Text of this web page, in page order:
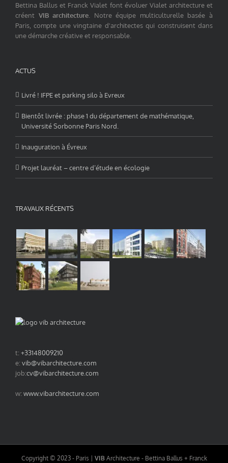
Bettina Ballus et Franck Vialet font évoluer Vialet architecture et
créent VIB architecture . Notre équipe multiculturelle basée à
Paris, compte une vingtaine d'architectes qui construisent dans
une démarche créative et responsable.
ACTUS
Livré ! IFPE et parking silo à Evreux
Bientôt livrée : phase 1 du département de mathématique,
Université Sorbonne Paris Nord.
Inauguration à Évreux
Projet lauréat – centre d’étude en écologie
TRAVAUX RÉCENTS
t: +33148009210
e: vib@vibarchitecture.com
job:cv@vibarchitecture.com
w: www.vibarchitecture.com
Copyright © 2023 - Paris | VIB Architecture - Bettina Ballus + Franck